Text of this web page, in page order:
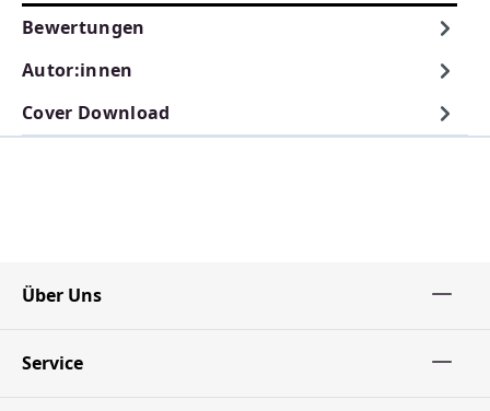
Bewertungen
Autor:innen
Cover Download
Über Uns
Service